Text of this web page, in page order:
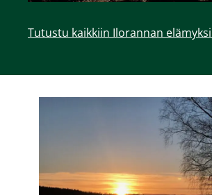
Tutustu kaikkiin Ilorannan